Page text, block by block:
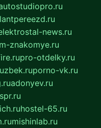
news.ru
znakomye.ru
pro-otdelky.ru
porno-vk.ru
adonyev.ru
hostel-65.ru
mishinlab.ru